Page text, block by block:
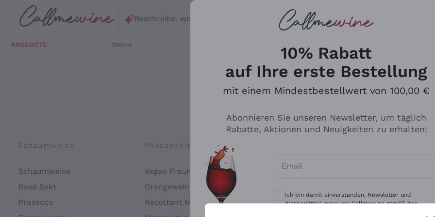
Zum Hauptinhalt springen
Beschreibe, wonach du suchst
ANGEBOTE Weine
Schaumweine
Schaumweine
Rosé Sekt
Prosecco
Philosophien
Vegan Freundlich
Orangewein
Recoltant Manipulant
Antinori
Ca' del Bosco
Gavi
10% Rabatt
auf Ihre erste Bestellung
mit einem Mindestbestellwert von 100,00 €
Abonnieren Sie unseren Newsletter, um täglich
Rabatte, Aktionen und Neuigkeiten zu erhalten!
Email
Optionale Einwilligungen zum Erhalt von
Ich bin damit einverstanden, Newsletter und
Werbemitteilungen von Callmewine gemäß den -